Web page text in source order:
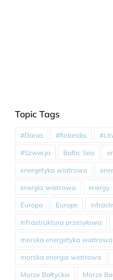
Topic Tags
#Dania #finlandia
#Szwecja Baltic Sea
energetyka wiatrowa
energia wiatrowa energy
Europa Europe
infrastruktura przesyłowa
morska energetyka wiatrowa
morska energia wiatrowa
Morze Bałtyckie Morze